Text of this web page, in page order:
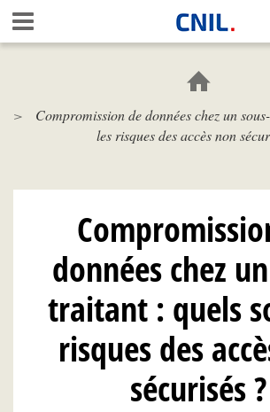
Aller
au
contenu
c
i
l
L
Compromission de données chez un
les risques des accès non
données chez
traitant : quels
risques des
sécurisés ?
Gestion de vos préférences sur les cookies